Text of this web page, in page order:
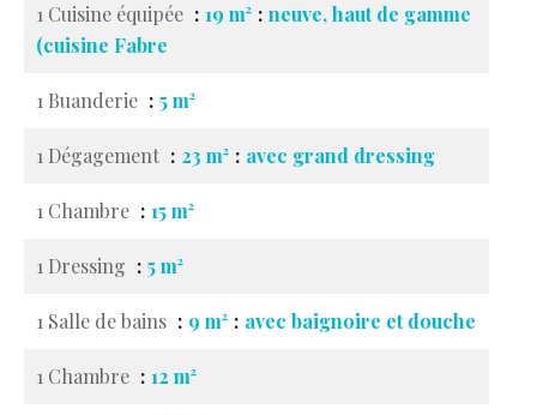
1 Cuisine équipée 19 m²
neuve, haut de gamme
(cuisine Fabre
1 Buanderie 5 m²
1 Dégagement 23 m² avec grand dressing
1 Chambre 15 m²
1 Dressing 5 m²
1 Salle de bains 9 m² avec baignoire et douche
1 Chambre 12 m²